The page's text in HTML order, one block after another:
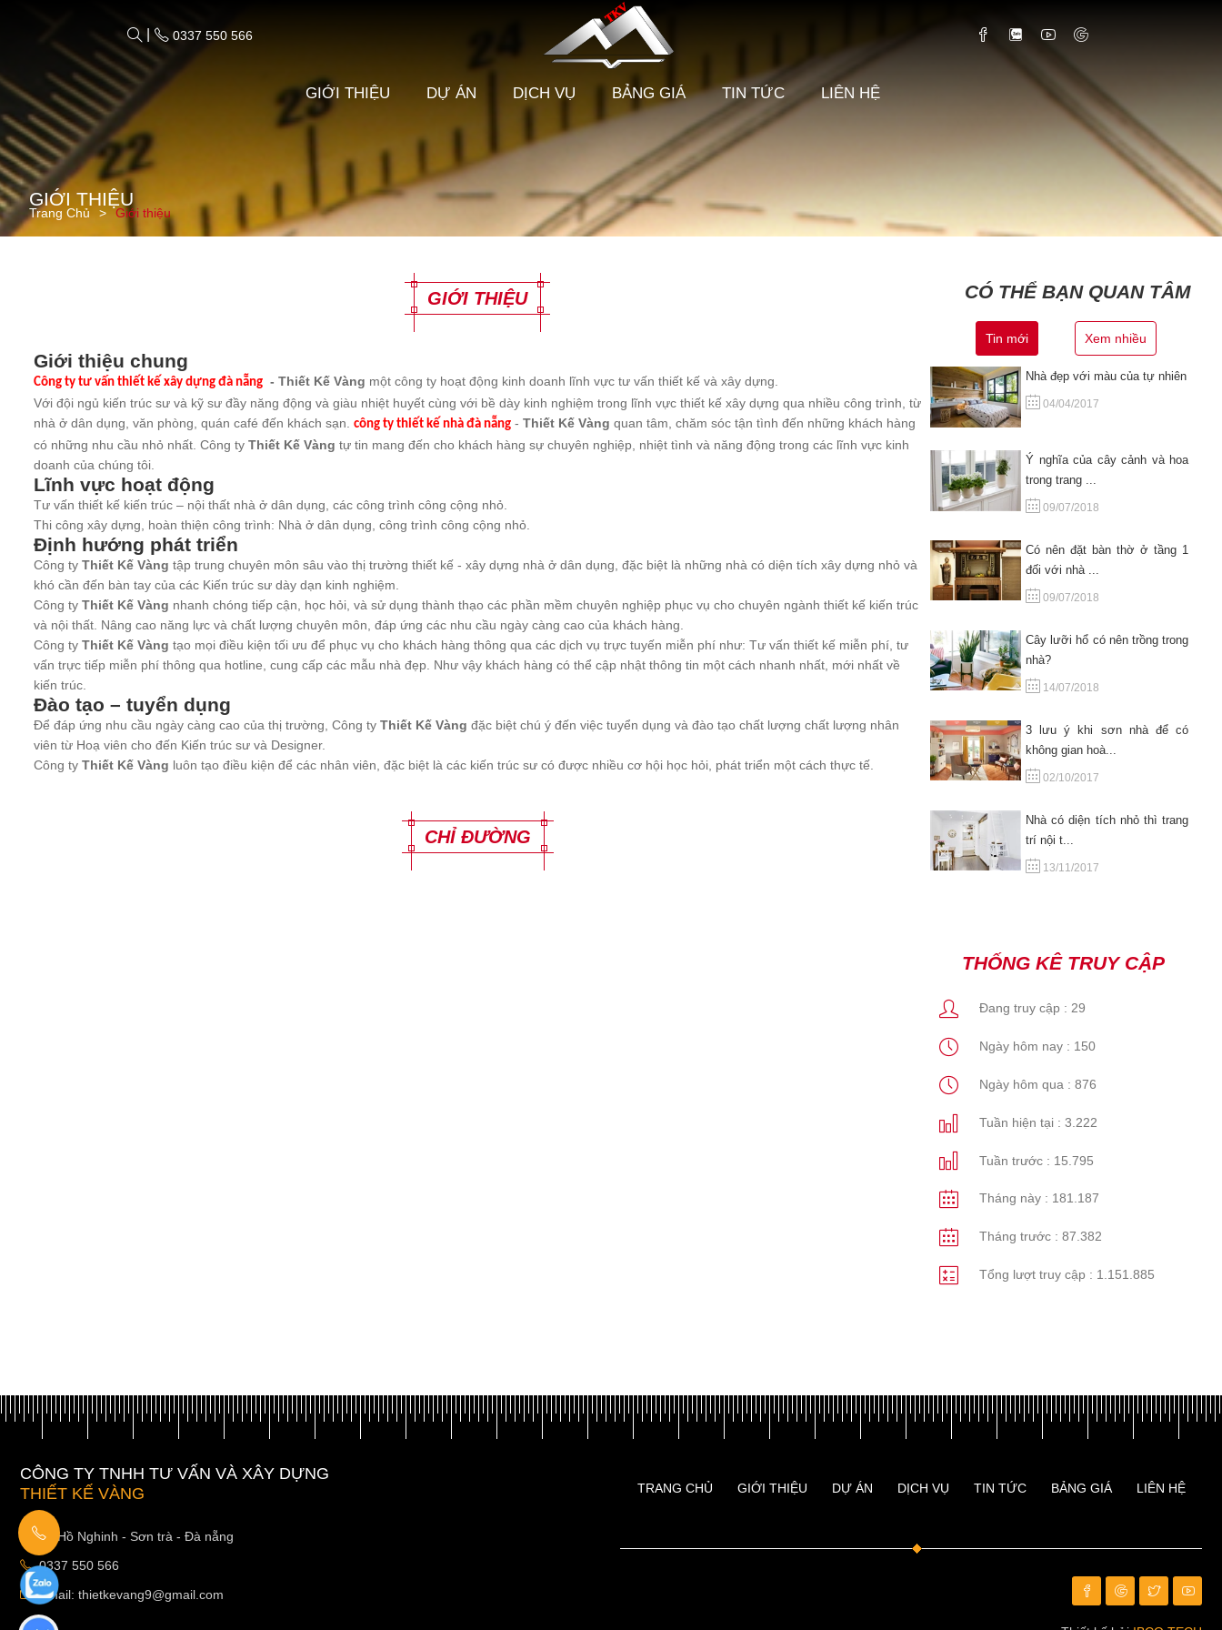
0337 550 566
GIỚI THIỆU DỰ ÁN DỊCH VỤ BẢNG GIÁ TIN TỨC LIÊN HỆ
GIỚI THIỆU
Trang Chủ Giới thiệu
GIỚI THIỆU
Giới thiệu chung
Công ty tư vấn thiết kế xây dựng đà nẵng - Thiết Kế Vàng một công ty hoạt động kinh doanh lĩnh vực tư vấn thiết kế và xây dựng.
Với đội ngủ kiến trúc sư và kỹ sư đầy năng động và giàu nhiệt huyết cùng với bề dày kinh nghiệm trong lĩnh vực thiết kế xây dựng qua nhiều công trình, từ
nhà ở dân dụng, văn phòng, quán café đến khách sạn. công ty thiết kế nhà đà nẵng - Thiết Kế Vàng quan tâm, chăm sóc tận tình đến những khách hàng
có những nhu cầu nhỏ nhất. Công ty Thiết Kế Vàng tự tin mang đến cho khách hàng sự chuyên nghiệp, nhiệt tình và năng động trong các lĩnh vực kinh
doanh của chúng tôi.
Lĩnh vực hoạt động
Tư vấn thiết kế kiến trúc – nội thất nhà ở dân dụng, các công trình công cộng nhỏ.
Thi công xây dựng, hoàn thiện công trình: Nhà ở dân dụng, công trình công cộng nhỏ.
Định hướng phát triển
Công ty Thiết Kế Vàng tập trung chuyên môn sâu vào thị trường thiết kế - xây dựng nhà ở dân dụng, đặc biệt là những nhà có diện tích xây dựng nhỏ và
khó cần đến bàn tay của các Kiến trúc sư dày dạn kinh nghiệm.
Công ty Thiết Kế Vàng nhanh chóng tiếp cận, học hỏi, và sử dụng thành thạo các phần mềm chuyên nghiệp phục vụ cho chuyên ngành thiết kế kiến trúc
và nội thất. Nâng cao năng lực và chất lượng chuyên môn, đáp ứng các nhu cầu ngày càng cao của khách hàng.
Công ty Thiết Kế Vàng tạo mọi điều kiện tối ưu để phục vụ cho khách hàng thông qua các dịch vụ trực tuyến miễn phí như: Tư vấn thiết kế miễn phí, tư
vấn trực tiếp miễn phí thông qua hotline, cung cấp các mẫu nhà đẹp. Như vậy khách hàng có thể cập nhật thông tin một cách nhanh nhất, mới nhất về
kiến trúc.
Đào tạo – tuyển dụng
Để đáp ứng nhu cầu ngày càng cao của thị trường, Công ty Thiết Kế Vàng đặc biệt chú ý đến việc tuyển dụng và đào tạo chất lượng chất lượng nhân
viên từ Hoạ viên cho đến Kiến trúc sư và Designer.
Công ty Thiết Kế Vàng luôn tạo điều kiện để các nhân viên, đặc biệt là các kiến trúc sư có được nhiều cơ hội học hỏi, phát triển một cách thực tế.
CHỈ ĐƯỜNG
CÓ THỂ BẠN QUAN TÂM
Tin mới Xem nhiều
Nhà đẹp với màu của tự nhiên
04/04/2017
Ý nghĩa của cây cảnh và hoa
trong trang ...
09/07/2018
Có nên đặt bàn thờ ở tầng 1
đối với nhà ...
09/07/2018
Cây lưỡi hổ có nên trồng trong
nhà?
14/07/2018
3 lưu ý khi sơn nhà để có
không gian hoà...
02/10/2017
Nhà có diện tích nhỏ thì trang
trí nội t...
13/11/2017
THỐNG KÊ TRUY CẬP
Đang truy cập : 29
Ngày hôm nay : 150
Ngày hôm qua : 876
Tuần hiện tại : 3.222
Tuần trước : 15.795
Tháng này : 181.187
Tháng trước : 87.382
Tổng lượt truy cập : 1.151.885
CÔNG TY TNHH TƯ VẤN VÀ XÂY DỰNG
THIẾT KẾ VÀNG
03 Hồ Nghinh - Sơn trà - Đà nẵng
0337 550 566
Email: thietkevang9@gmail.com
TRANG CHỦ GIỚI THIỆU DỰ ÁN DỊCH VỤ TIN TỨC BẢNG GIÁ LIÊN HỆ